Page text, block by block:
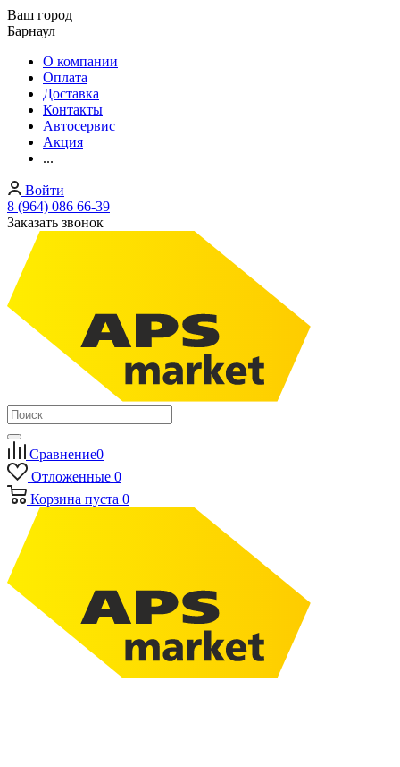
Ваш город
Барнаул
О компании
Оплата
Доставка
Контакты
Автосервис
Акция
...
Войти
8 (964) 086 66-39
Заказать звонок
Сравнение0
Отложенные 0
Корзина пуста 0